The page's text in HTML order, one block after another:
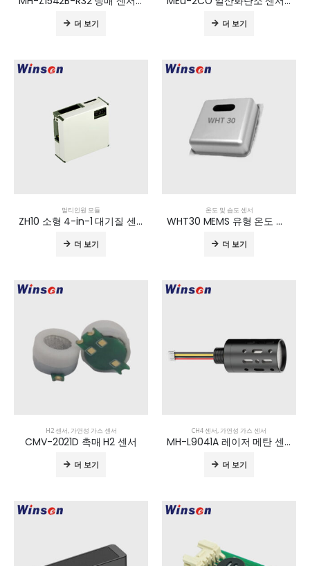
더 보기 더 보기
멀티인원 모듈
ZH10 소형 4-in-1 대기질 센서 모듈
더 보기
온도 및 습도 센서
WHT30 MEMS 유형 온도 및 습도 센서
더 보기
H2 센서, 가연성 가스 센서
CMV-2021D 촉매 H2 센서
더 보기
CH4 센서, 가연성 가스 센서
MH-L9041A 레이저 메탄 센서 모듈
더 보기